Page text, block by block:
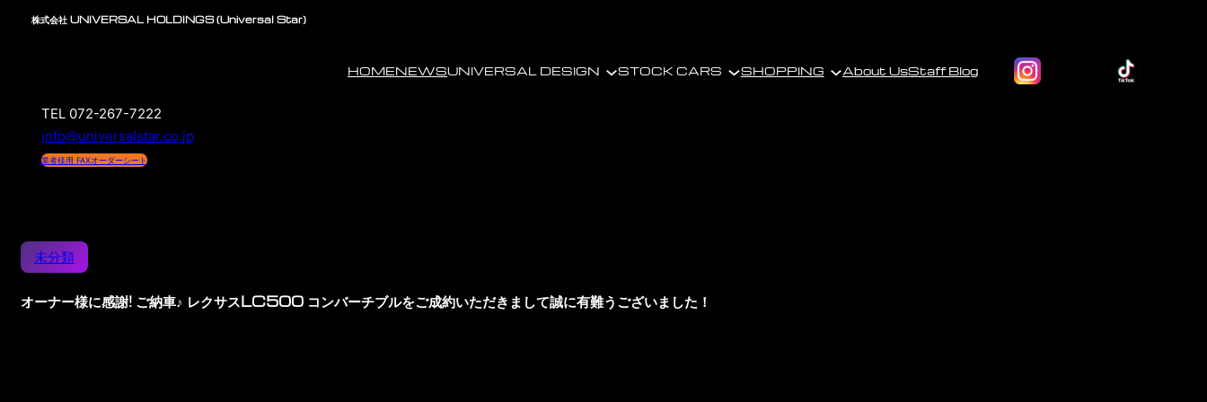
株式会社 UNIVERSAL HOLDINGS (Universal Star)
HOMENEWSUNIVERSAL DESIGN STOCK CARS SHOPPING About UsStaff Blog
TEL 072-267-7222
info@universalstar.co.jp
業者様用 FAXオーダーシート
未分類
オーナー様に感謝! ご納車♪ レクサスLC500 コンバーチブルをご成約いただきまして誠に有難うございました！